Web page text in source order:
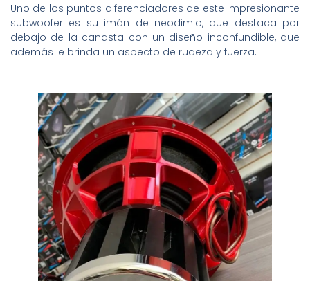
Uno de los puntos diferenciadores de este impresionante
subwoofer es su imán de neodimio, que destaca por
debajo de la canasta con un diseño inconfundible, que
además le brinda un aspecto de rudeza y fuerza.